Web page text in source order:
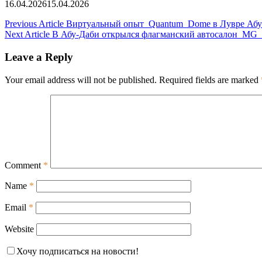
16.04.202615.04.2026
Post
navigation
Previous Article Виртуальный опыт Quantum Dome в Лувре
Next Article В Абу-Даби открылся флагманский автосалон MG
Leave a Reply
Your email address will not be published. Required fields are marked
Comment *
Name *
Email *
Website
Хочу подписаться на новости!